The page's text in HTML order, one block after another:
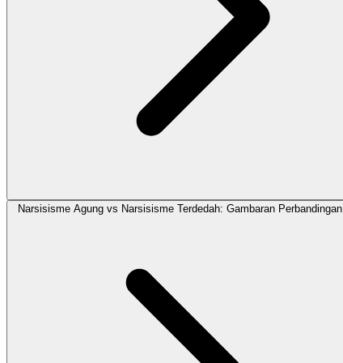
Narsisisme Agung vs Narsisisme Terdedah: Gambaran Perbandingan